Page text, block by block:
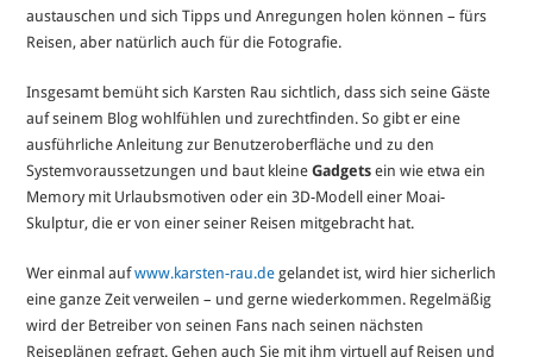
austauschen und sich Tipps und Anregungen holen können – fürs
Reisen, aber natürlich auch für die Fotografie.
Insgesamt bemüht sich Karsten Rau sichtlich, dass sich seine Gäste
auf seinem Blog wohlfühlen und zurechtfinden. So gibt er eine
ausführliche Anleitung zur Benutzeroberfläche und zu den
Systemvoraussetzungen und baut kleineGadgetsein wie etwa ein
Memory mit Urlaubsmotiven oder ein 3D-Modell einer Moai-
Skulptur, die er von einer seiner Reisen mitgebracht hat.
Wer einmal aufwww.karsten-rau.de gelandet ist, wird hier sicherlich
eine ganze Zeit verweilen – und gerne wiederkommen. Regelmäßig
wird der Betreiber von seinen Fans nach seinen nächsten
Reiseplänen gefragt. Gehen auch Sie mit ihm virtuell auf Reisen und